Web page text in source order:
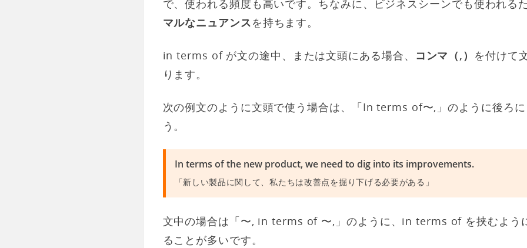
で、使われる頻度も高いです。ちなみに、ビジネスシーンでも使われる
マルなニュアンスを持ちます。
in terms of が文の途中、または文頭にある場合、 コンマ（,） を付けて
ります。
次の例文のように文頭で使う場合は、「In terms of〜,」のように後ろ
う。
In terms of the new product, we need to dig into its improvements.
「新しい製品に関して、私たちは改善点を掘り下げる必要がある」
文中の場合は「〜, in terms of 〜,」のように、in terms of を挟むよう
ることが多いです。